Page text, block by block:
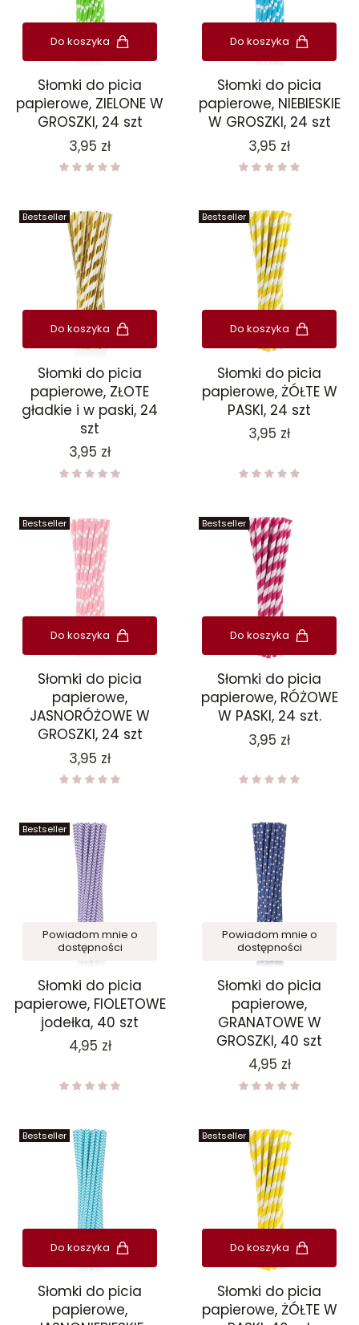
Do koszyka
Słomki do picia
papierowe, ZIELONE W
GROSZKI, 24 szt
Cena
3,95 zł
Do koszyka
Słomki do picia
papierowe, NIEBIESKIE
W GROSZKI, 24 szt
Cena
3,95 zł
Bestseller
Do koszyka
Słomki do picia
papierowe, ZŁOTE
gładkie i w paski, 24
szt
Cena
3,95 zł
Bestseller
Do koszyka
Słomki do picia
papierowe, ŻÓŁTE W
PASKI, 24 szt
Cena
3,95 zł
Bestseller
Do koszyka
Słomki do picia
papierowe,
JASNORÓŻOWE W
GROSZKI, 24 szt
Cena
3,95 zł
Bestseller
Do koszyka
Słomki do picia
papierowe, RÓŻOWE
W PASKI, 24 szt.
Cena
3,95 zł
Bestseller
Powiadom mnie o
dostępności
Słomki do picia
papierowe, FIOLETOWE
jodełka, 40 szt
Cena
4,95 zł
Powiadom mnie o
dostępności
Słomki do picia
papierowe,
GRANATOWE W
GROSZKI, 40 szt
Cena
4,95 zł
Bestseller
Do koszyka
Słomki do picia
papierowe,
Bestseller
Do koszyka
Słomki do picia
papierowe, ŻÓŁTE W